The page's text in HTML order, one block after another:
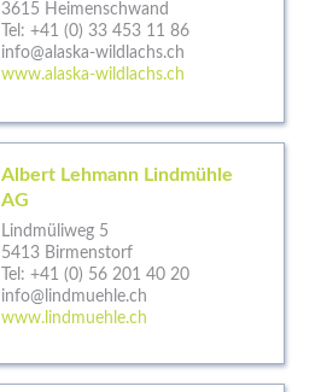
3615 Heimenschwand
Tel: +41 (0) 33 453 11 86
info@alaska-wildlachs.ch
www.alaska-wildlachs.ch
Albert Lehmann Lindmühle
AG
Lindmüliweg 5
5413 Birmenstorf
Tel: +41 (0) 56 201 40 20
info@lindmuehle.ch
www.lindmuehle.ch